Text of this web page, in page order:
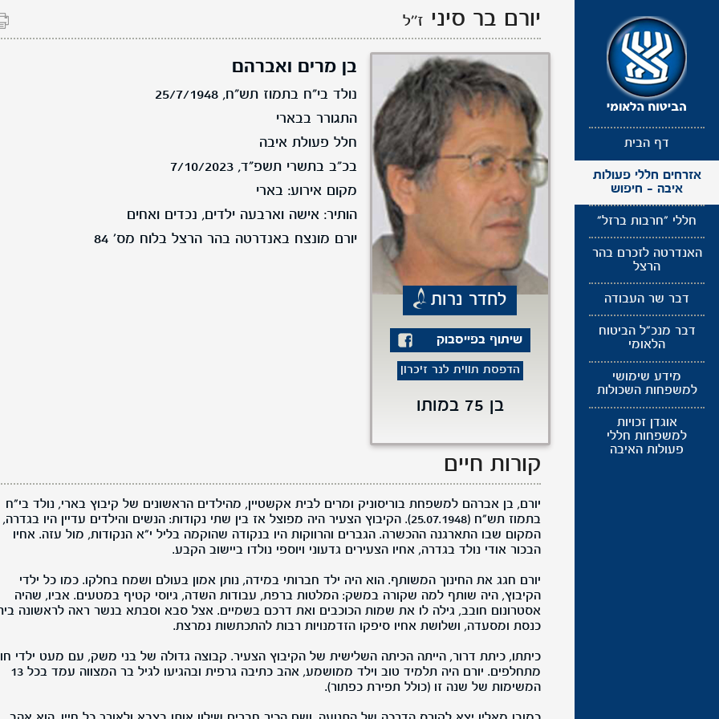
דף הבית
אזרחים חללי פעולות
איבה - חיפוש
חללי "חרבות ברזל"
האנדרטה לזכרם בהר
הרצל
דבר שר העבודה
דבר מנכ"ל הביטוח
הלאומי
מידע שימושי
למשפחות השכולות
אוגדן זכויות
למשפחות חללי
פעולות האיבה
יורם בר סיני ז''ל
לחדר נרות
שיתוף בפייסבוק
הדפסת תווית לנר זיכרון
בן 75 במותו
בן מרים ואברהם
נולד בי"ח בתמוז תש"ח, 25/7/1948
התגורר בבארי
חלל פעולת איבה
בכ"ב בתשרי תשפ"ד, 7/10/2023
מקום אירוע: בארי
הותיר: אישה וארבעה ילדים, נכדים ואחים
יורם מונצח באנדרטה בהר הרצל בלוח מס' 84
קורות חיים
יורם, בן אברהם למשפחת בוריסוניק ומרים לבית אקשטיין, מהילדים הראשונים של קיבוץ בארי, נולד בי"ח
בתמוז תש"ח (25.07.1948). הקיבוץ הצעיר היה מפוצל אז בין שתי נקודות: הנשים והילדים עדיין היו בגדרה,
המקום שבו התארגנה ההכשרה. הגברים והרווקות היו בנקודה שהוקמה בליל י"א הנקודות, מול עזה. אחיו
הבכור אודי נולד בגדרה, אחיו הצעירים גדעוני ויוספי נולדו ביישוב הקבע.
יורם חגג את החינוך המשותף. הוא היה ילד חברותי במידה, נותן אמון בעולם ושמח בחלקו. כמו כל ילדי
הקיבוץ, היה שותף למה שקורה במשק: המלטות ברפת, עבודות השדה, גיוסי קטיף במטעים. אביו, שהיה
אסטרונום חובב, גילה לו את שמות הכוכבים ואת דרכם בשמיים. אצל סבא וסבתא בנשר ראה לראשונה
כנסת ומסעדה, ושלושת אחיו סיפקו הזדמנויות רבות להתכתשות נמרצת.
כיתתו, כיתת דרור, הייתה הכיתה השלישית של הקיבוץ הצעיר. קבוצה גדולה של בני משק, עם מעט ילדי
מתחלפים. יורם היה תלמיד טוב וילד ממושמע, אהב כתיבה גרפית ובהגיעו לגיל בר המצווה עמד בכל 13
המשימות של שנה זו (כולל תפירת כפתור).